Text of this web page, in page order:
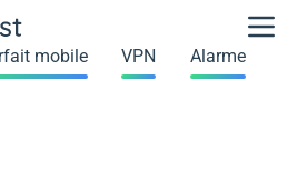
mobile VPN Alarme